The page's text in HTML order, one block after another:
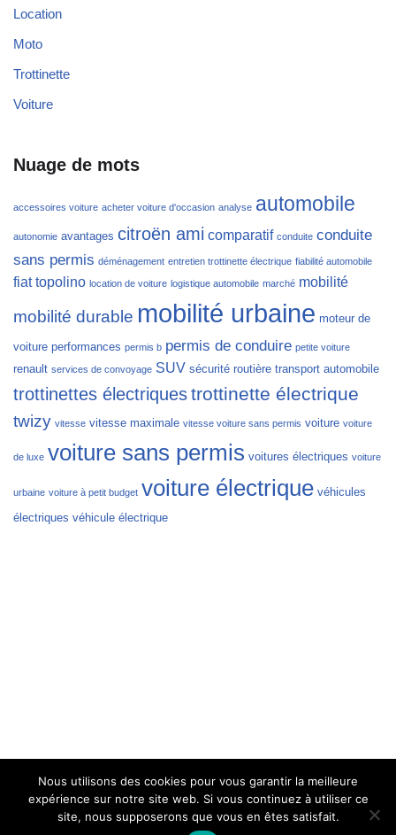
Location
Moto
Trottinette
Voiture
Nuage de mots
accessoires voiture acheter voiture d'occasion analyse automobile
autonomie avantages citroën ami comparatif conduite conduite
sans permis déménagement entretien trottinette électrique fiabilité automobile
fiat topolino location de voiture logistique automobile marché mobilité
mobilité durable mobilité urbaine moteur de
voiture performances permis b permis de conduire petite voiture
renault services de convoyage SUV sécurité routière transport automobile
trottinettes électriquestrottinette électrique
twizy vitesse vitesse maximale vitesse voiture sans permis voiture voiture
de luxe voiture sans permis voitures électriques voiture
urbaine voiture à petit budget voiture électrique véhicules
électriques véhicule électrique
Nous utilisons des cookies pour vous garantir la meilleure
expérience sur notre site web. Si vous continuez à utiliser ce
site, nous supposerons que vous en êtes satisfait.